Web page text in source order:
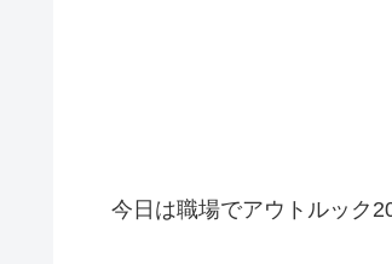
今日は職場でアウトルック